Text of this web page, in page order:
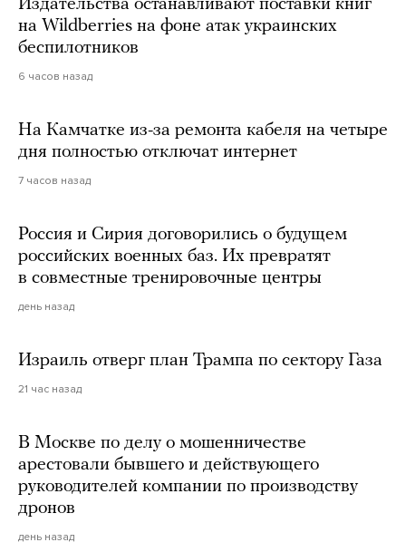
Издательства останавливают поставки книг
на Wildberries на фоне атак украинских
беспилотников
6 часов назад
На Камчатке из-за ремонта кабеля на четыре
дня полностью отключат интернет
7 часов назад
Россия и Сирия договорились о будущем
российских военных баз. Их превратят
в совместные тренировочные центры
день назад
Израиль отверг план Трампа по сектору Газа
21 час назад
В Москве по делу о мошенничестве
арестовали бывшего и действующего
руководителей компании по производству
дронов
день назад